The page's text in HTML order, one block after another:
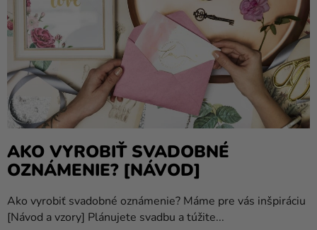
a
doplnky
Karnevalové
kostýmy a
masky
Oblečenie
Pečenie
Novinky
Darčeky
a merch
Č
L
N
K
O
V
AKO VYROBIŤ SVADOBNÉ
OZNÁMENIE? [NÁVOD]
Ako vyrobiť svadobné oznámenie? Máme pre vás inšpiráciu
[Návod a vzory] Plánujete svadbu a túžite...